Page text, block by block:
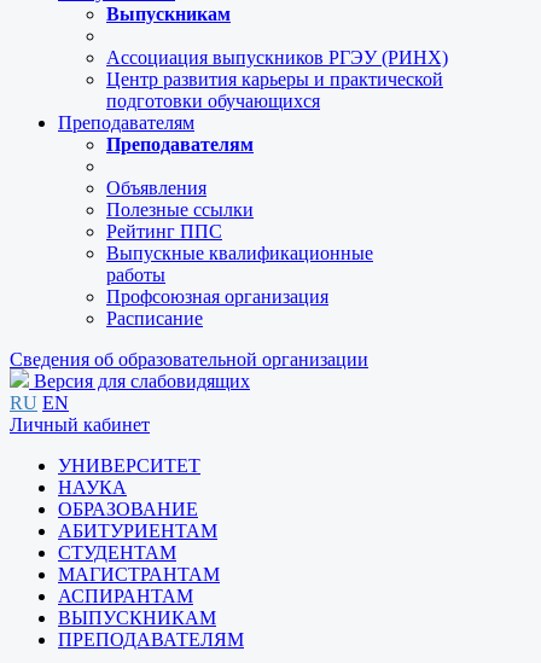
Выпускникам
Ассоциация выпускников РГЭУ (РИНХ)
Центр развития карьеры и практической
подготовки обучающихся
Преподавателям
Преподавателям
Объявления
Полезные ссылки
Рейтинг ППС
Выпускные квалификационные
работы
Профсоюзная организация
Расписание
Сведения об образовательной организации
Версия для слабовидящих
RU EN
Личный кабинет
УНИВЕРСИТЕТ
НАУКА
ОБРАЗОВАНИЕ
АБИТУРИЕНТАМ
СТУДЕНТАМ
МАГИСТРАНТАМ
АСПИРАНТАМ
ВЫПУСКНИКАМ
ПРЕПОДАВАТЕЛЯМ